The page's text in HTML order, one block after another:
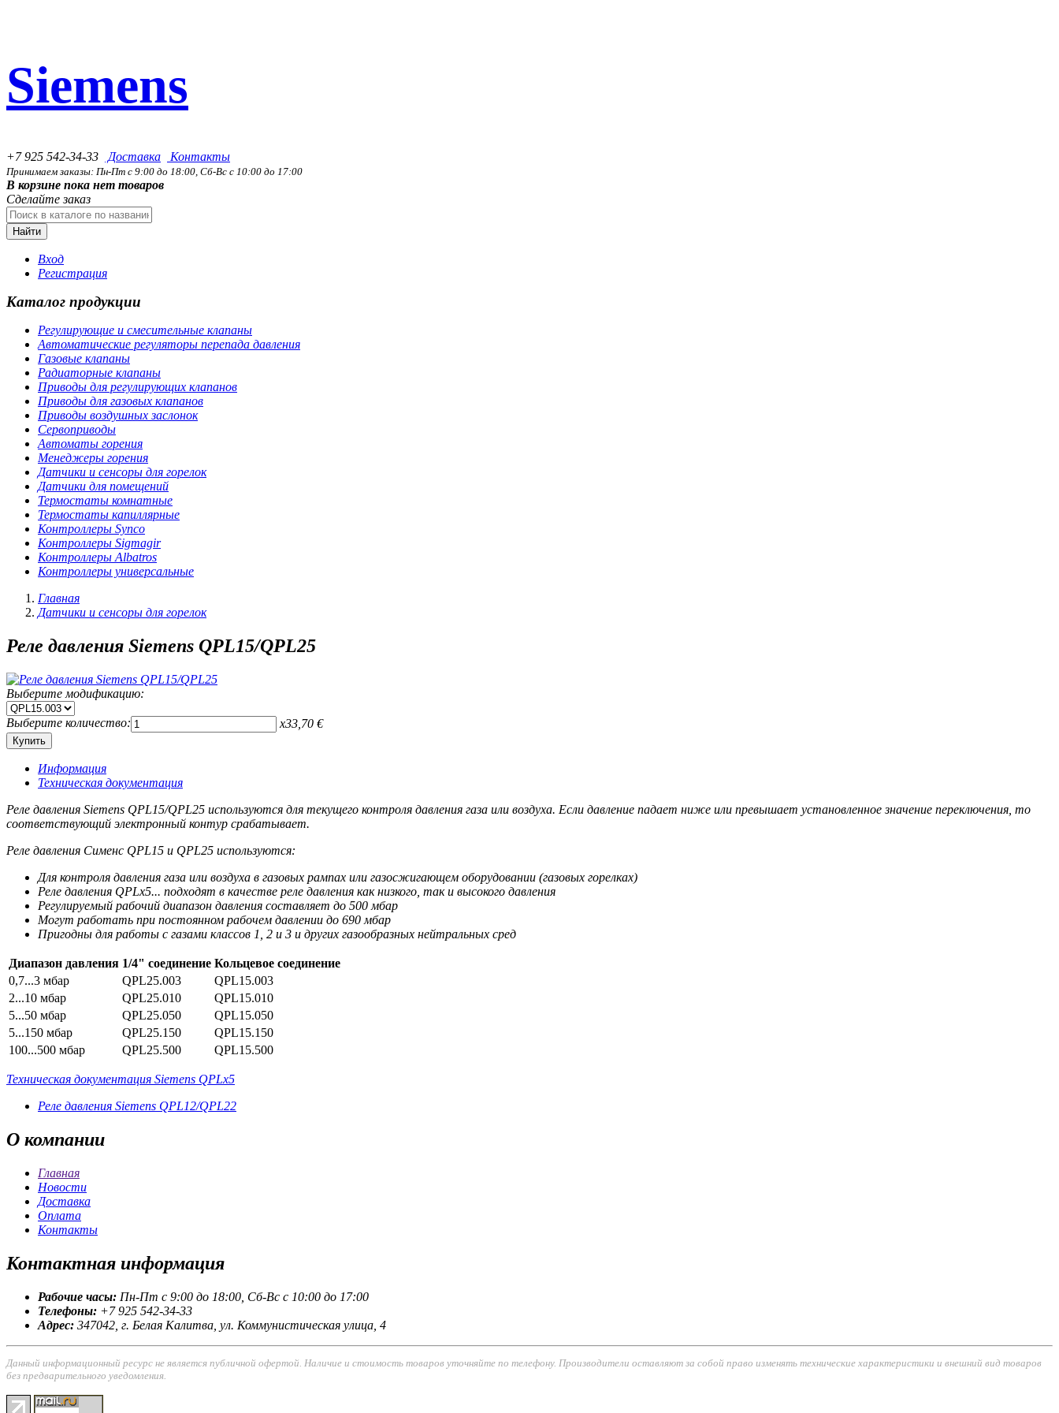
Siemens
+7 925 542-34-33 Доставка Контакты
Принимаем заказы: Пн-Пт с 9:00 до 18:00, Сб-Вс с 10:00 до 17:00
В корзине пока нет товаров
Сделайте заказ
Найти
Вход
Регистрация
Каталог продукции
Регулирующие и смесительные клапаны
Автоматические регуляторы перепада давления
Газовые клапаны
Радиаторные клапаны
Приводы для регулирующих клапанов
Приводы для газовых клапанов
Приводы воздушных заслонок
Сервоприводы
Автоматы горения
Менеджеры горения
Датчики и сенсоры для горелок
Датчики для помещений
Термостаты комнатные
Термостаты капиллярные
Контроллеры Synco
Контроллеры Sigmagir
Контроллеры Albatros
Контроллеры универсальные
Главная
Датчики и сенсоры для горелок
Реле давления Siemens QPL15/QPL25
Выберите модификацию:
Выберите количество: x33,70 €
Информация
Техническая документация
Реле давления Siemens QPL15/QPL25 используются для текущего контроля давления газа или воздуха. Если давление падает ниже или превышает установленное значение переключения, то
соответствующий электронный контур срабатывает.
Реле давления Сименс QPL15 и QPL25 используются:
Для контроля давления газа или воздуха в газовых рампах или газосжигающем оборудовании (газовых горелках)
Реле давления QPLx5... подходят в качестве реле давления как низкого, так и высокого давления
Регулируемый рабочий диапазон давления составляет до 500 мбар
Могут работать при постоянном рабочем давлении до 690 мбар
Пригодны для работы с газами классов 1, 2 и 3 и других газообразных нейтральных сред
Диапазон давления 1/4" соединение Кольцевое соединение
0,7...3 мбар
QPL25.003
QPL15.003
2...10 мбар
QPL25.010
QPL15.010
5...50 мбар
QPL25.050
QPL15.050
5...150 мбар
QPL25.150
QPL15.150
100...500 мбар
QPL25.500 QPL15.500
Техническая документация Siemens QPLx5
Реле давления Siemens QPL12/QPL22
О компании
Главная
Новости
Доставка
Оплата
Контакты
Контактная информация
Рабочие часы: Пн-Пт с 9:00 до 18:00, Сб-Вс с 10:00 до 17:00
Телефоны: +7 925 542-34-33
Адрес: 347042, г. Белая Калитва, ул. Коммунистическая улица, 4
Данный информационный ресурс не является публичной офертой. Наличие и стоимость товаров уточняйте по телефону. Производители оставляют за собой право изменять технические характеристики и внешний вид товаров
без предварительного уведомления.